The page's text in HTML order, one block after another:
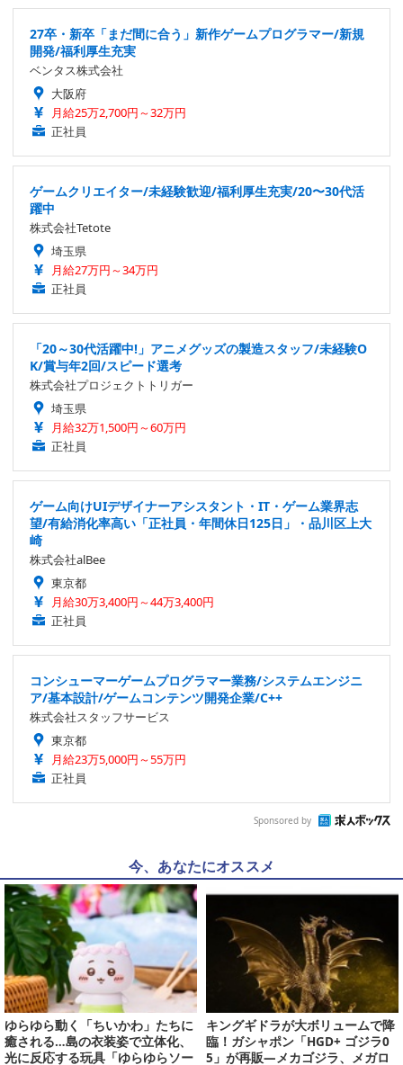
27卒・新卒「まだ間に合う」新作ゲームプログラマー/新規
開発/福利厚生充実
ベンタス株式会社
大阪府
月給25万2,700円～32万円
正社員
ゲームクリエイター/未経験歓迎/福利厚生充実/20〜30代活
躍中
株式会社Tetote
埼玉県
月給27万円～34万円
正社員
「20～30代活躍中!」アニメグッズの製造スタッフ/未経験O
K/賞与年2回/スピード選考
株式会社プロジェクトトリガー
埼玉県
月給32万1,500円～60万円
正社員
ゲーム向けUIデザイナーアシスタント・IT・ゲーム業界志
望/有給消化率高い「正社員・年間休日125日」・品川区上大
崎
株式会社alBee
東京都
月給30万3,400円～44万3,400円
正社員
コンシューマーゲームプログラマー業務/システムエンジニ
ア/基本設計/ゲームコンテンツ開発企業/C++
株式会社スタッフサービス
東京都
月給23万5,000円～55万円
正社員
Sponsored by
今、あなたにオススメ
ゆらゆら動く「ちいかわ」たちに
癒される…島の衣装姿で立体化、
光に反応する玩具「ゆらゆらソー
キングギドラが大ボリュームで降
臨！ガシャポン「HGD+ ゴジラ0
5」が再販―メカゴジラ、メガロ